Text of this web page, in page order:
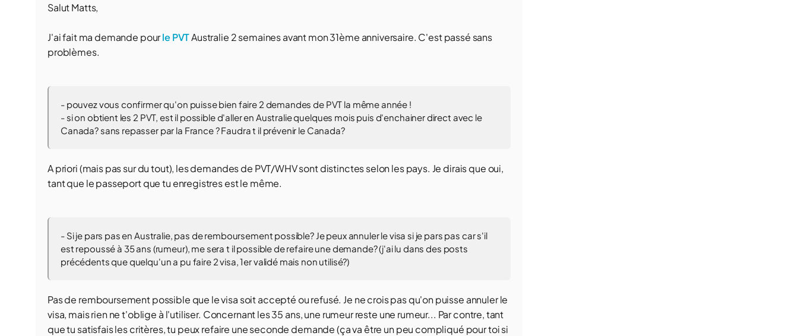
Salut Matts,
J'ai fait ma demande pourle PVTAustralie 2 semaines avant mon 31ème anniversaire. C'est passé sans
problèmes.
- pouvez vous confirmer qu'on puisse bien faire 2 demandes de PVT la même année !
- si on obtient les 2 PVT, est il possible d'aller en Australie quelques mois puis d'enchainer direct avec le
Canada? sans repasser par la France ? Faudra t il prévenir le Canada?
A priori (mais pas sur du tout), les demandes de PVT/WHV sont distinctes selon les pays. Je dirais que oui,
tant que le passeport que tu enregistres est le même.
- Si je pars pas en Australie, pas de remboursement possible? Je peux annuler le visa si je pars pas car s'il
est repoussé à 35 ans (rumeur), me sera t il possible de refaire une demande? (j'ai lu dans des posts
précédents que quelqu'un a pu faire 2 visa, 1er validé mais non utilisé?)
Pas de remboursement possible que le visa soit accepté ou refusé. Je ne crois pas qu'on puisse annuler le
visa, mais rien ne t'oblige à l'utiliser. Concernant les 35 ans, une rumeur reste une rumeur... Par contre, tant
que tu satisfais les critères, tu peux refaire une seconde demande (ça va être un peu compliqué pour toi si